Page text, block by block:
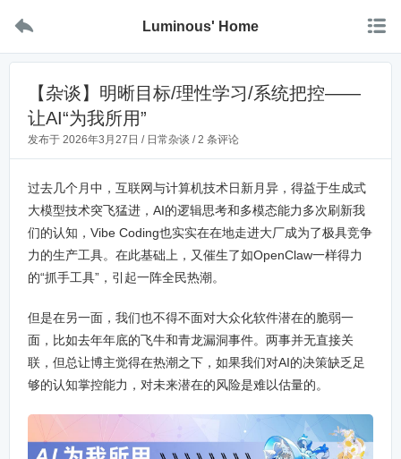
 Luminous' Home 
【杂谈】明晰目标/理性学习/系统把控——
让AI“为我所用”
发布于 2026年3月27日 / 日常杂谈 /2 条评论
过去几个月中，互联网与计算机技术日新月异，得益于生成式
大模型技术突飞猛进，AI的逻辑思考和多模态能力多次刷新我
们的认知，Vibe Coding也实实在在地走进大厂成为了极具竞争
力的生产工具。在此基础上，又催生了如OpenClaw一样得力
的“抓手工具”，引起一阵全民热潮。
但是在另一面，我们也不得不面对大众化软件潜在的脆弱一
面，比如去年年底的飞牛和青龙漏洞事件。两事并无直接关
联，但总让博主觉得在热潮之下，如果我们对AI的决策缺乏足
够的认知掌控能力，对未来潜在的风险是难以估量的。